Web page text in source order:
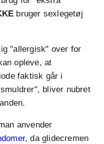
bruger sexlegetøj
"allergisk" over for
opleve, at
faktisk går i
bliver nubret
anvender
, da glidecremen